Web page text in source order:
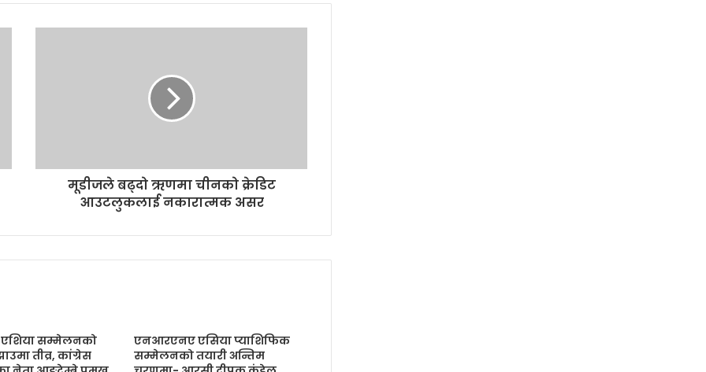
मूडीजले बढ्दो ऋणमा चीनको क्रेडिट
आउटलुकलाई नकारात्मक असर
सम्मेलनको
तीव्र, कांग्रेस
एनआरएनए एसिया प्याशिफिक
सम्मेलनको तयारी अन्तिम